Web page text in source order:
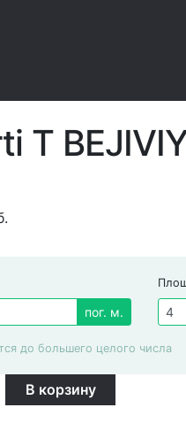
T
пог. м.
до большего целого числа
В корзину